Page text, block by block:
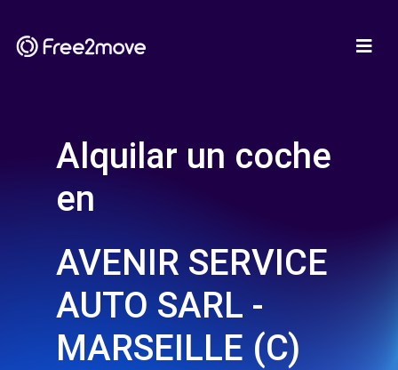
Alquilar un coche
en
AVENIR SERVICE
AUTO SARL -
MARSEILLE (C)